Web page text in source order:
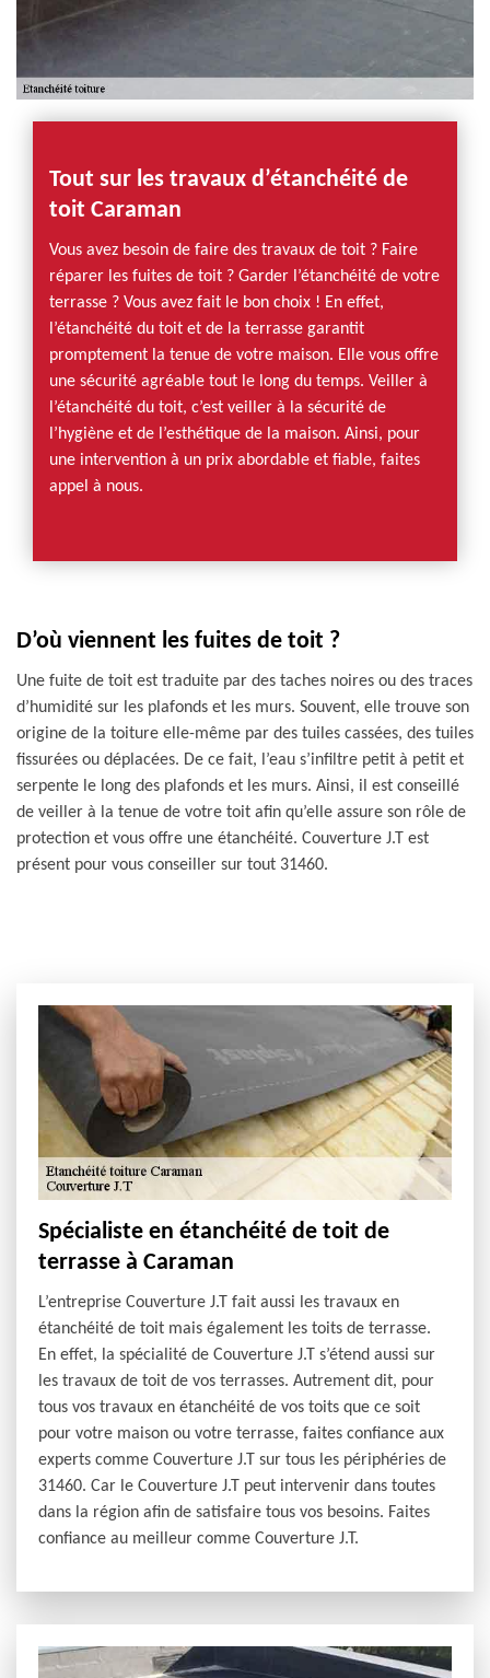
Tout sur les travaux d’étanchéité de
toit Caraman
Vous avez besoin de faire des travaux de toit ? Faire
réparer les fuites de toit ? Garder l’étanchéité de votre
terrasse ? Vous avez fait le bon choix ! En effet,
l’étanchéité du toit et de la terrasse garantit
promptement la tenue de votre maison. Elle vous offre
une sécurité agréable tout le long du temps. Veiller à
l’étanchéité du toit, c’est veiller à la sécurité de
l’hygiène et de l’esthétique de la maison. Ainsi, pour
une intervention à un prix abordable et fiable, faites
appel à nous.
D’où viennent les fuites de toit ?
Une fuite de toit est traduite par des taches noires ou des traces
d’humidité sur les plafonds et les murs. Souvent, elle trouve son
origine de la toiture elle-même par des tuiles cassées, des tuiles
fissurées ou déplacées. De ce fait, l’eau s’infiltre petit à petit et
serpente le long des plafonds et les murs. Ainsi, il est conseillé
de veiller à la tenue de votre toit afin qu’elle assure son rôle de
protection et vous offre une étanchéité. Couverture J.T est
présent pour vous conseiller sur tout 31460.
Spécialiste en étanchéité de toit de
terrasse à Caraman
L’entreprise Couverture J.T fait aussi les travaux en
étanchéité de toit mais également les toits de terrasse.
En effet, la spécialité de Couverture J.T s’étend aussi sur
les travaux de toit de vos terrasses. Autrement dit, pour
tous vos travaux en étanchéité de vos toits que ce soit
pour votre maison ou votre terrasse, faites confiance aux
experts comme Couverture J.T sur tous les périphéries de
31460. Car le Couverture J.T peut intervenir dans toutes
dans la région afin de satisfaire tous vos besoins. Faites
confiance au meilleur comme Couverture J.T.